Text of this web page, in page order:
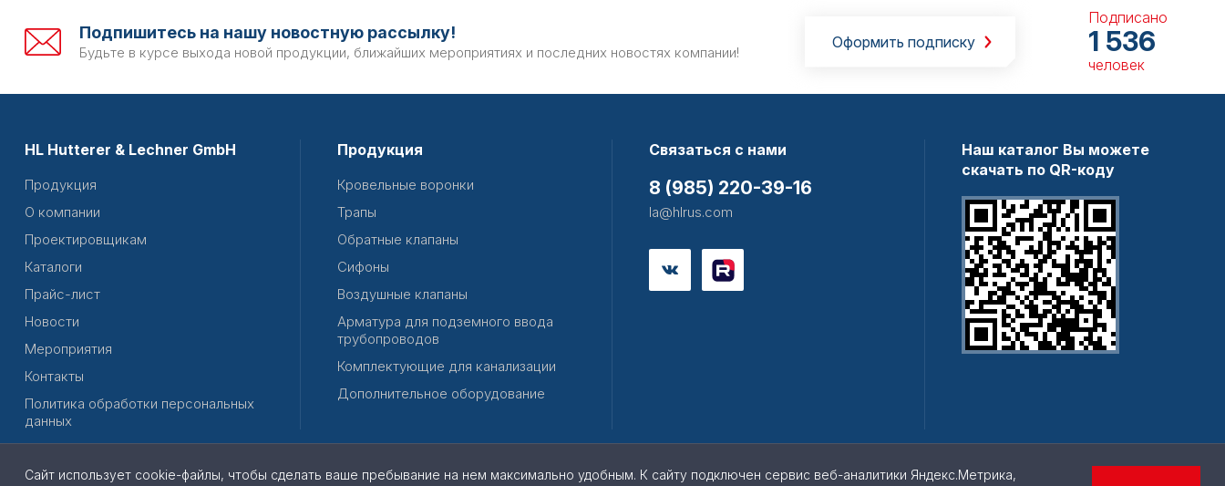
Подпишитесь на нашу новостную рассылку!
Будьте в курсе выхода новой продукции, ближайших мероприятиях и последних новостях компании!
Оформить подписку
Подписано
1 536
человек
HL Hutterer & Lechner GmbH
Продукция
О компании
Проектировщикам
Каталоги
Прайс-лист
Новости
Мероприятия
Контакты
Политика обработки персональных
данных
Продукция
Кровельные воронки
Трапы
Обратные клапаны
Сифоны
Воздушные клапаны
Арматура для подземного ввода
трубопроводов
Комплектующие для канализации
Дополнительное оборудование
Связаться с нами
8 (985) 220-39-16
la@hlrus.com
Наш каталог Вы можете
скачать по QR-коду
Сайт использует cookie-файлы, чтобы сделать ваше пребывание на нем максимально удобным. К cайту подключен сервис веб-аналитики Яндекс.Метрика,